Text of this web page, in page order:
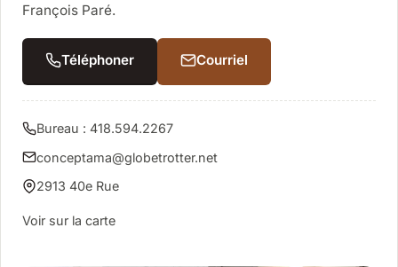
François Paré.
Téléphoner Courriel
Bureau : 418.594.2267
conceptama@globetrotter.net
2913 40e Rue
Voir sur la carte